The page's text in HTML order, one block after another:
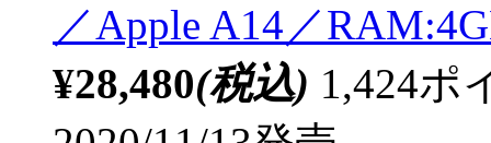
／Apple A14／
¥28,480(税込) 1,424ポ